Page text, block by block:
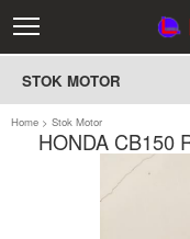
STOK MOTOR
Home > Stok Motor
HONDA CB150